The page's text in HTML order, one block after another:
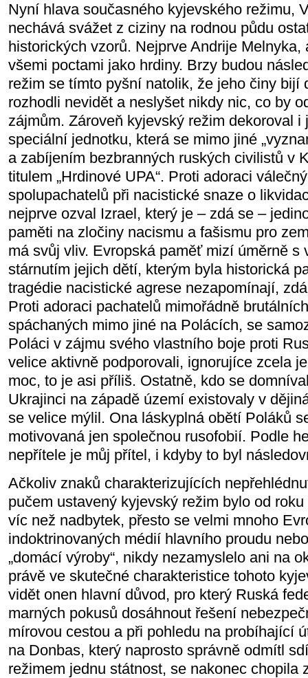
Nyní hlava současného kyjevského režimu,
nechává svážet z ciziny na rodnou půdu
historických vzorů. Nejprve Andrije
všemi poctami jako hrdiny. Brzy budou
režim se tímto pyšní natolik, že jeho činy bijí
rozhodli nevidět a neslyšet nikdy nic, co by
zájmům. Zároveň kyjevský režim dekoroval i
speciální jednotku, která se mimo jiné
a zabíjením bezbranných ruských civilistů v
titulem „Hrdinové UPA“. Proti adoraci
spolupachatelů při nacistické snaze o
nejprve ozval Izrael, který je – zdá se –
paměti na zločiny nacismu a fašismu pro
má svůj vliv. Evropská paměť mizí úměrně s
stárnutím jejich dětí, kterým byla historická
tragédie nacistické agrese nezapomínají,
Proti adoraci pachatelů mimořádně
spáchaných mimo jiné na Polácích, se
Poláci v zájmu svého vlastního boje proti
velice aktivně podporovali, ignorujíce zcela
moc, to je asi příliš. Ostatně, kdo se
Ukrajinci na západě území existovaly v
se velice mýlil. Ona láskyplná obětí Poláků
motivovaná jen společnou rusofobií. Podle
nepřítele je můj přítel, i kdyby to byl
Ačkoliv znaků charakterizujících
pučem ustavený kyjevský režim bylo od
víc než nadbytek, přesto se velmi mnoho
indoktrinovaných médií hlavního proudu
„domácí výroby“, nikdy nezamyslelo ani na
právě ve skutečné charakteristice tohoto
vidět onen hlavní důvod, pro který Ruská
marných pokusů dosáhnout řešení
mírovou cestou a při pohledu na probíhající
na Donbas, který naprosto správně odmítl
režimem jednu státnost, se nakonec chopila